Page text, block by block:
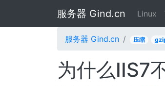
服务器 Gind.cn Linux
服务器 Gind.cn 压缩
为什么IIS7